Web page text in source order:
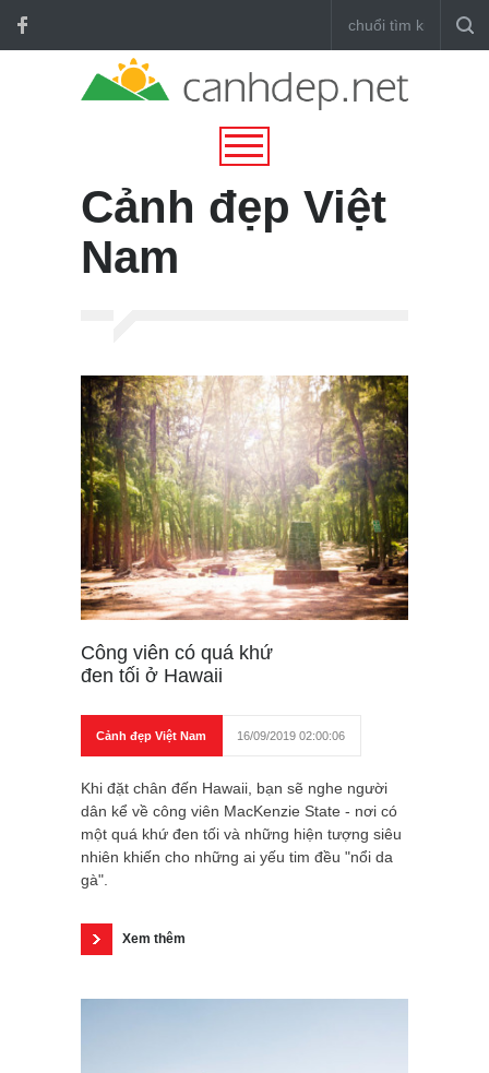
Cảnh đẹp Việt
Nam
Công viên có quá khứ
đen tối ở Hawaii
Cảnh đẹp Việt Nam 16/09/2019 02:00:06
Khi đặt chân đến Hawaii, bạn sẽ nghe người
dân kể về công viên MacKenzie State - nơi có
một quá khứ đen tối và những hiện tượng siêu
nhiên khiến cho những ai yếu tim đều "nổi da
gà".
Xem thêm